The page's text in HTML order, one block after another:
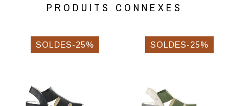
PRODUITS CONNEXES
SOLDES-25% SOLDES-25%